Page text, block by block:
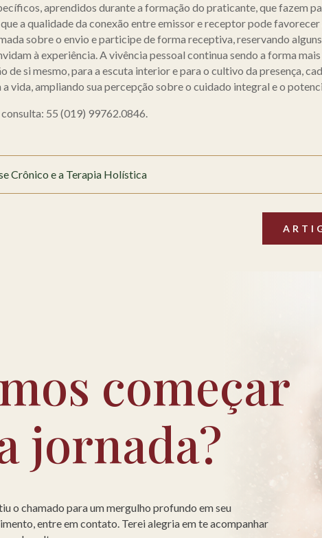
aprendidos durante a formação do praticante, que fazem
a qualidade da conexão entre emissor e receptor pode
sobre o envio e participe de forma receptiva, reservando
à experiência. A vivência pessoal continua sendo a forma
de si mesmo, para a escuta interior e para o cultivo da presença,
a vida, ampliando sua percepção sobre o cuidado integral e o
consulta: 55 (019) 99762.0846.
Crônico e a Terapia Holística
começar
jornada?
o chamado para um mergulho profundo em seu
entre em contato. Terei alegria em te acompanhar